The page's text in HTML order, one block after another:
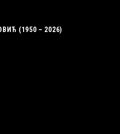
(1950 – 2026)